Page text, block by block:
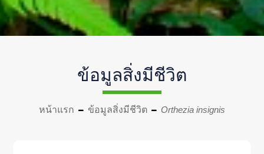
ข้อมูลสิ่งมีชีวิต
หน้าแรก ข้อมูลสิ่งมีชีวิต Orthezia insignis